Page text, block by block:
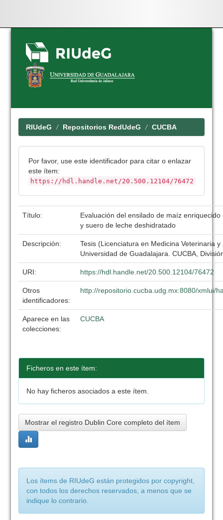
Skip
navigation
RIUdeG Repositorios RedUdeG CUCBA
Por favor, use este identificador para citar o enlazar
este ítem:
https://hdl.handle.net/20.500.12104/76472
Título:
Evaluación del ensilado de maíz
y suero de leche deshidratado
Descripción:
Tesis (Licenciatura en Medicina Veterinaria
Universidad de Guadalajara. CUCBA,
URI: https://hdl.handle.net/20.500.12104/76472
Otros
identificadores:
http://repositorio.cucba.udg.mx:8080/xmlui/
Aparece en las
colecciones:
CUCBA
Ficheros en este ítem:
No hay ficheros asociados a este ítem.
Mostrar el registro Dublin Core completo del ítem
Los ítems de RIUdeG están protegidos por copyright,
con todos los derechos reservados, a menos que se
indique lo contrario.